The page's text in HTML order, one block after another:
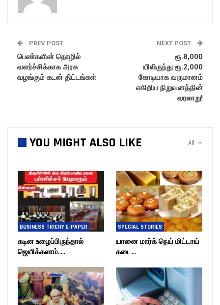
PREV POST
பெண்களின் தொழில்
வளர்ச்சிக்காக அரசு
வழங்கும் கடன் திட்டங்கள்
NEXT POST
ரூ.8,000
யிலிருந்து ரூ.2,000
கோடியாக வருமானம்
எகிறிய நிறுவனத்தின்
வரலாறு!
All
YOU MIGHT ALSO LIKE
BUSINESS TRICHY E-PAPER
கடின உழைப்பிருந்தால்
ஜெயிக்கலாம்…..
SPECIAL STORIES
யானை மார்க் நெய் மிட்டாய்
கடை…